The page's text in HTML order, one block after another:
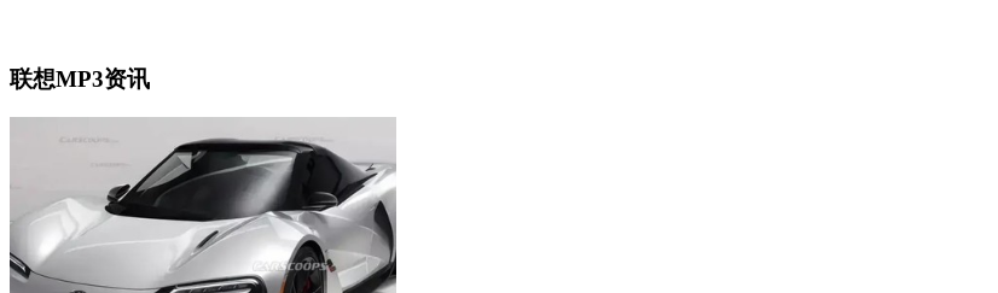
联想MP3资讯